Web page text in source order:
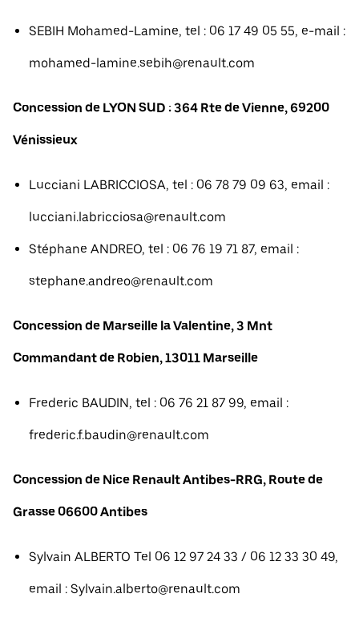
SEBIH Mohamed-Lamine, tel : 06 17 49 05 55, e-mail :
mohamed-lamine.sebih@renault.com
Concession de LYON SUD : 364 Rte de Vienne, 69200
Vénissieux
Lucciani LABRICCIOSA, tel : 06 78 79 09 63, email :
lucciani.labricciosa@renault.com
Stéphane ANDREO, tel : 06 76 19 71 87, email :
stephane.andreo@renault.com
Concession de Marseille la Valentine, 3 Mnt
Commandant de Robien, 13011 Marseille
Frederic BAUDIN, tel : 06 76 21 87 99, email :
frederic.f.baudin@renault.com
Concession de Nice Renault Antibes-RRG, Route de
Grasse 06600 Antibes
Sylvain ALBERTO Tel 06 12 97 24 33 / 06 12 33 30 49,
email : Sylvain.alberto@renault.com